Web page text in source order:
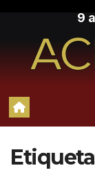
contenido
9